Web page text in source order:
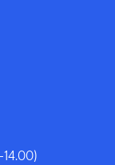
14.00)